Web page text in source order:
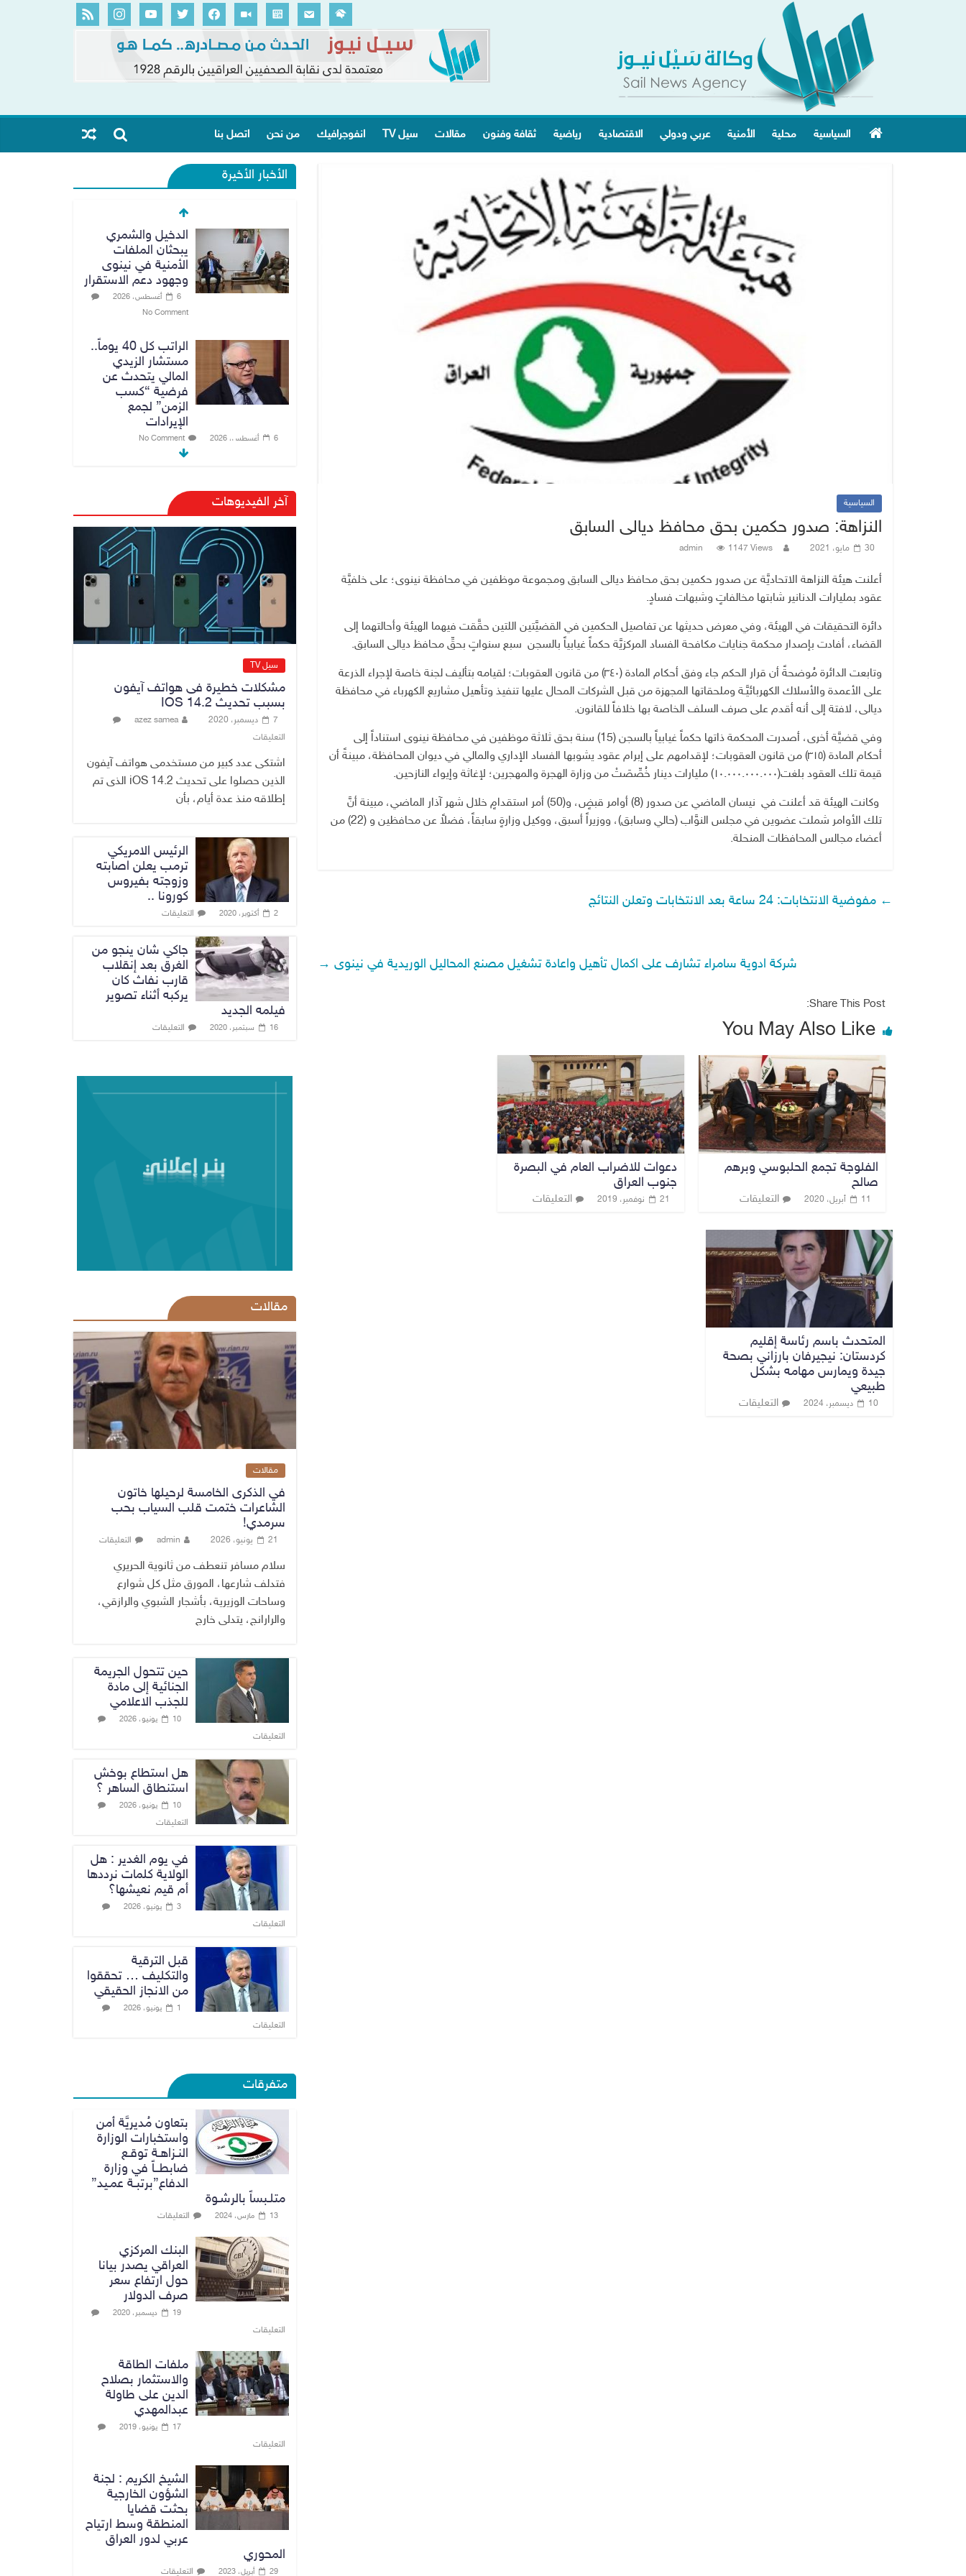
السياسية محلية الأمنية عربي ودولي الاقتصادية رياضية ثقافة وفنون مقالات سيل TV انفوجرافيك من نحن اتصل بنا
السياسية
النزاهة: صدور حكمين بحق محافظ ديالى السابق
30 مايو، 2021 admin 1147 Views
أعلنت هيئة النزاهة الاتحاديَّة عن صدور حكمين بحق محافظ ديالى السابق ومجموعة موظفين في محافظة نينوى؛ على خلفيَّة
عقود بمليارات الدنانير شابتها مخالفاتٍ وشبهات فسادٍ.
دائرة التحقيقات في الهيئة، وفي معرض حديثها عن تفاصيل الحكمين في القضيَّتين اللتين حقَّقت فيهما الهيئة وأحالتهما إلى
القضاء، أفادت بإصدار محكمة جنايات مكافحة الفساد المركزيَّة حكماً غيابياً بالسجن سبع سنواتٍ بحقِّ محافظ ديالى السابق.
وتابعت الدائرة مُوضحةً أن قرار الحكم جاء وفق أحكام المادة (٣٤٠) من قانون العقوبات؛ لقيامه بتأليف لجنة خاصة لإجراء الذرعة
على الأعمدة والأسلاك الكهربائيَّـة وملحقاتها المجهزة من قبل الشركات المحال عليها تنفيذ وتأهيل مشاريع الكهرباء في محافظة
ديالى، لافتة إلى أنه أقدم على صرف السلف الخاصة بها خلافاً للقانون.
وفي قضيَّة أخرى، أصدرت المحكمة ذاتها حكماً غيابياً بالسجن (15) سنة بحق ثلاثة موظفين في محافظة نينوى استناداً إلى
أحكام المادة (٣١٥) من قانون العقوبات؛ لإقدامهم على إبرام عقود يشوبها الفساد الإداري والمالي في ديوان المحافظة، مبينةً أن
قيمة تلك العقود بلغت(١٠.٠٠٠.٠٠٠.٠٠٠) مليارات دينار خُصِّصَتْ من وزارة الهجرة والمهجرين؛ لإغاثة وإيواء النازحين.
وكانت الهيئة قد أعلنت في نيسان الماضي عن صدور (8) أوامر قبضٍ، و(50) أمر استقدامٍ خلال شهر آذار الماضي، مبينة أنَّ
تلك الأوامر شملت عضوين في مجلس النوَّاب (حالي وسابق)، ووزيراً أسبق، ووكيل وزارةٍ سابقاً، فضلاً عن محافظين و (22) من
أعضاء مجالس المحافظات المنحلة.
← مفوضية الانتخابات: 24 ساعة بعد الانتخابات وتعلن النتائج
شركة ادوية سامراء تشارف على اكمال تأهيل واعادة تشغيل مصنع المحاليل الوريدية في نينوى →
Share This Post:
You May Also Like
الفلوجة تجمع الحلبوسي وبرهم
صالح
11 أبريل، 2020 التعليقات
دعوات للاضراب العام في البصرة
جنوب العراق
21 نوفمبر، 2019 التعليقات
المتحدث باسم رئاسة إقليم
كردستان: نيجيرفان بارزاني بصحة
جيدة ويمارس مهامه بشكل
طبيعي
10 ديسمبر، 2024 التعليقات
الأخبار الأخيرة
الدخيل والشمري
يبحثان الملفات
الأمنية في نينوى
وجهود دعم الاستقرار
6 أغسطس، 2026
No Comment
الراتب كل 40 يوماً..
مستشار الزيدي
المالي يتحدث عن
فرضية “كسب
الزمن” لجمع
الإيرادات
6 أغسطس، 2026 No Comment
بشأن الوزارات
الشاغرة لحين تسمية
الوزراء
No Comment
هيئة الإعلام
والاتصالات تعتمد
رقمية موثوقة لدعم
الاقتصاد الرقمي
رئيس هيئة النزاهة:
لا مظلة تحمي
العام أمانة
No Comment
آخر الفيديوهات
سيل TV
مشكلات خطيرة فى هواتف آيفون
بسبب تحديث IOS 14.2
7 ديسمبر، 2020
azez samea
التعليقات
اشتكى عدد كبير من مستخدمى هواتف آيفون
الذين حصلوا على تحديث iOS 14.2 الذى تم
إطلاقه منذ عدة أيام، بأن
الرئيس الامريكي
ترمب يعلن اصابته
وزوجته بفيروس
كورونا ..
2 أكتوبر، 2020 التعليقات
جاكي شان ينجو من
الغرق بعد إنقلاب
قارب نفاث كان
يركبه أثناء تصوير
فيلمه الجديد
16 سبتمبر، 2020 التعليقات
مقالات
مقالات
في الذكرى الخامسة لرحيلها خاتون
الشاعرات ختمت قلب السياب بحب
سرمدي!
21 يونيو، 2026 admin التعليقات
سلام مسافر تنعطف من ثانوية الحريري
فتدلف شارعها، المورق مثل كل شوارع
وساحات الوزيرية، بأشجار الشبوي والرازقي،
والرارانج، يتدلى خارج
حين تتحول الجريمة
الجنائية إلى مادة
للجذب الاعلامي
10 يونيو، 2026
التعليقات
هل استطاع بوخش
استنطاق الساهر ؟
10 يونيو، 2026
التعليقات
في يوم الغدير : هل
الولاية كلمات نرددها
أم قيم نعيشها؟
3 يونيو، 2026
التعليقات
قبل الترقية
والتكليف … تحققوا
من الانجاز الحقيقي
1 يونيو، 2026
التعليقات
متفرقات
بتعاون مُديريَّة أمن
واستخبارات الوزارة
النـزاهـة توقـع
ضابطــاً في وزارة
الدفاع”برتبـة عمـيد”
متلـبساً بالرشـوة
13 مارس، 2024 التعليقات
البنك المركزي
العراقي يصدر بيانا
حول ارتفاع سعر
صرف الدولار
19 ديسمبر، 2020
التعليقات
ملفات الطاقة
والاستثمار بصلاح
الدين على طاولة
عبدالمهدي
17 يونيو، 2019
التعليقات
الشيخ الكريم : لجنة
الشؤون الخارجية
بحثت قضايا
المنطقة وسط ارتياح
عربي لدور العراق
المحوري
29 أبريل، 2023 التعليقات